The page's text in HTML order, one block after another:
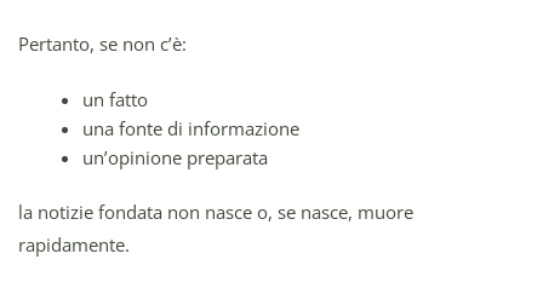
Pertanto, se non c’è:
un fatto
una fonte di informazione
un’opinione preparata
la notizie fondata non nasce o, se nasce, muore
rapidamente.